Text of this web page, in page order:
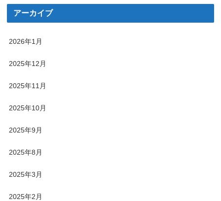
アーカイブ
2026年1月
2025年12月
2025年11月
2025年10月
2025年9月
2025年8月
2025年3月
2025年2月